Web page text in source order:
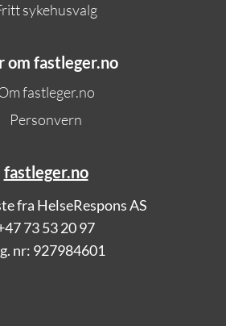
sykehusvalg
om fastleger.no
fastleger.no
Personvern
fastleger.no
fra HelseRespons AS
73 53 20 97
nr: 927984601